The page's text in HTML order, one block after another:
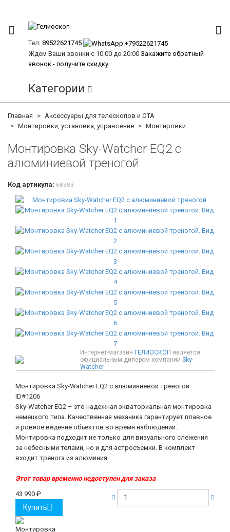
Тел: 89522621745
Ждем Ваши звонки с 10:00 до 20:00 Закажите обратный
звонок - получите скидку
Категории
Главная
Аксессуары для телескопов и ОТА
Монтировки, установка, управление
Монтировки
Монтировка Sky-Watcher EQ2 с
алюминиевой треногой
Код артикула: 68583
Интернет-магазин ГЕЛИОСКОП является
официальным дилером компании Sky-
Watcher
Монтировка Sky-Watcher EQ2 с алюминиевой треногой
ID#1206
Sky-Watcher EQ2 – это надежная экваториальная монтировка
немецкого типа. Качественная механика гарантирует плавное
и ровное ведение объектов во время наблюдений.
Монтировка подходит не только для визуального слежения
за небесными телами, но и для астросъемки. В комплект
входит тренога из алюминия.
Этот товар временно недоступен для заказа
43 990 ₽
Купить